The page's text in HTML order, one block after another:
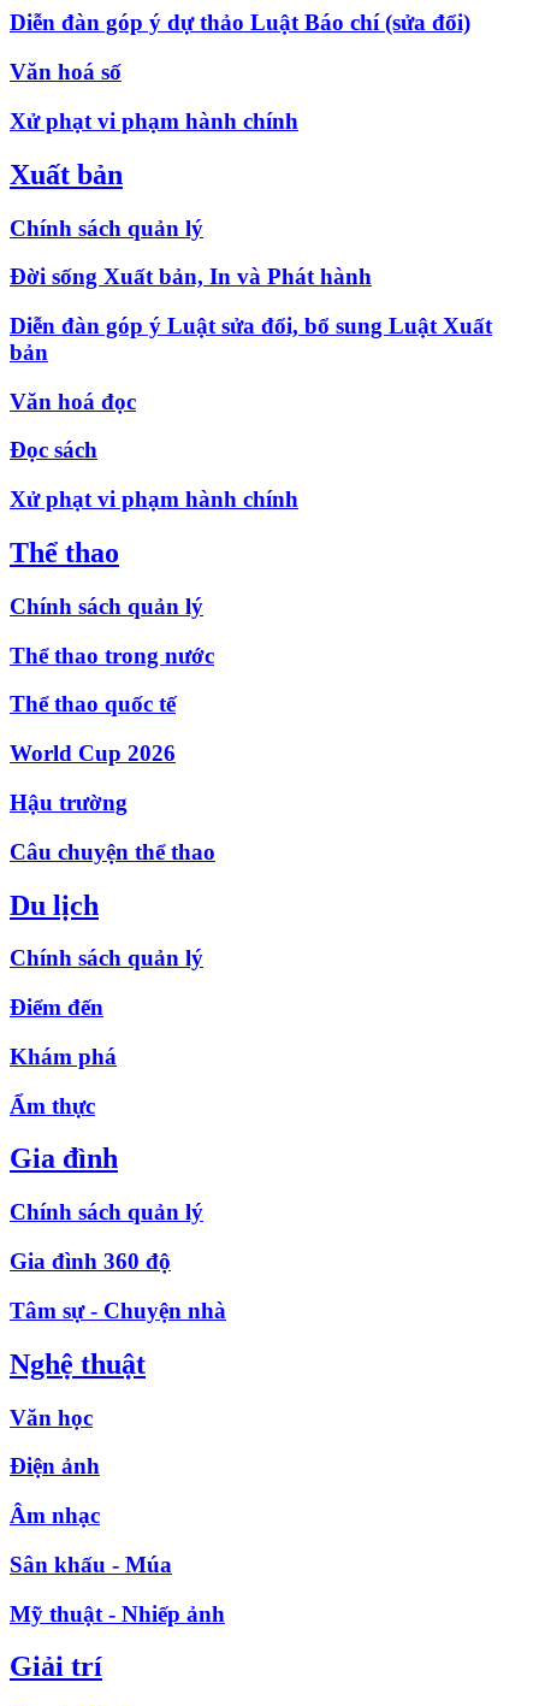
Diễn đàn góp ý dự thảo Luật Báo chí (sửa đổi)
Văn hoá số
Xử phạt vi phạm hành chính
Xuất bản
Chính sách quản lý
Đời sống Xuất bản, In và Phát hành
Diễn đàn góp ý Luật sửa đổi, bổ sung Luật Xuất
bản
Văn hoá đọc
Đọc sách
Xử phạt vi phạm hành chính
Thể thao
Chính sách quản lý
Thể thao trong nước
Thể thao quốc tế
World Cup 2026
Hậu trường
Câu chuyện thể thao
Du lịch
Chính sách quản lý
Điểm đến
Khám phá
Ẩm thực
Gia đình
Chính sách quản lý
Gia đình 360 độ
Tâm sự - Chuyện nhà
Nghệ thuật
Văn học
Điện ảnh
Âm nhạc
Sân khấu - Múa
Mỹ thuật - Nhiếp ảnh
Giải trí